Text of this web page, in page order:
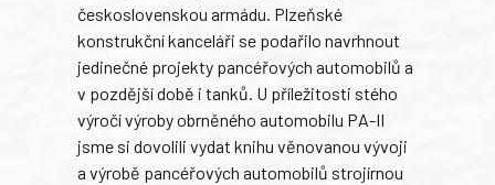
československou armádu. Plzeňské
konstrukční kanceláři se podařilo navrhnout
jedinečné projekty pancéřových automobilů a
v pozdější době i tanků. U příležitosti stého
výročí výroby obrněného automobilu PA-II
jsme si dovolili vydat knihu věnovanou vývoji
a výrobě pancéřových automobilů strojírnou